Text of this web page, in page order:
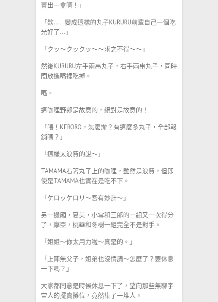
賣出一盒啊！」
「欸……變成這樣的丸子KURURU前輩自己一個吃
光好了…」
「クッ～クックッ～～求之不得～～」
然後KURURU左手兩串丸子，右手兩串丸子，同時
間放進嘴裡吃掉。
嘔。
這咖哩野郎是故意的，絕對是故意的！
「喂！KERORO，怎麼辦？有這麼多丸子，全部報
銷嗎？」
「這樣太浪費的說～」
TAMAMA看著丸子上的咖哩，雖然是浪費，但即
使是TAMAMA也實在是吃不下。
「ケロッケロリ～吾有妙計～」
另一邊廂，夏美，小雪和三郎的一組又一次得分
了，摩亞，桃華和冬樹一組完全不是對手。
「姐姐～你太用力啦～真是的。」
「上陣無父子，姐弟也沒情講～怎麼了？要休息
一下嗎？」
大家都同意是時候休息一下了，望向那些無聊宇
宙人的擺賣攤位，竟然集了一堆人。